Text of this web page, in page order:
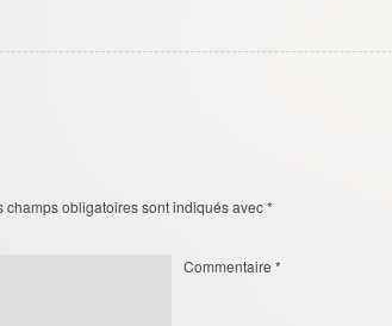
champs obligatoires sont indiqués avec*
Commentaire *